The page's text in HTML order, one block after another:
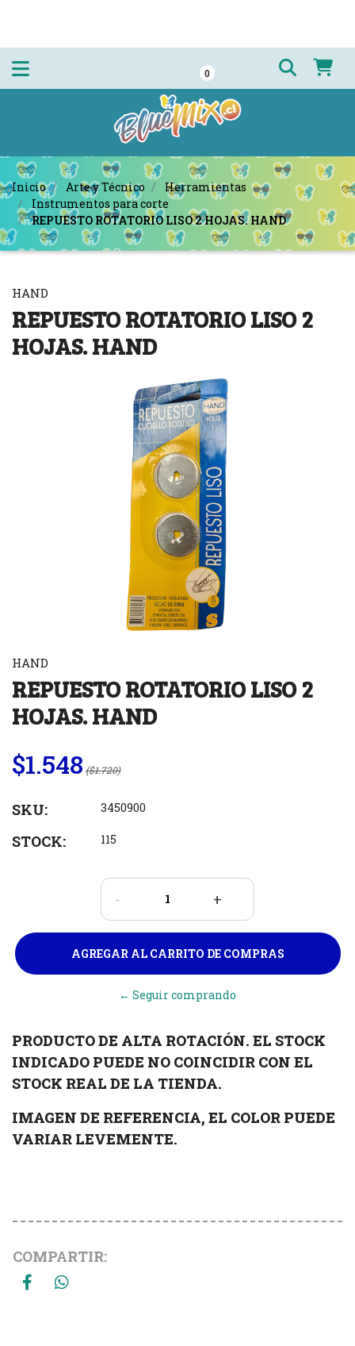
0
Inicio Arte y Técnico
Herramientas
Instrumentos para corte
REPUESTO ROTATORIO LISO 2 HOJAS. HAND
HAND
REPUESTO ROTATORIO LISO 2
HOJAS. HAND
HAND
REPUESTO ROTATORIO LISO 2
HOJAS. HAND
$1.548 ($1.720)
SKU: 3450900
STOCK: 115
- +
← Seguir comprando
PRODUCTO DE ALTA ROTACIÓN. EL STOCK
INDICADO PUEDE NO COINCIDIR CON EL
STOCK REAL DE LA TIENDA.
IMAGEN DE REFERENCIA, EL COLOR PUEDE
VARIAR LEVEMENTE.
COMPARTIR: